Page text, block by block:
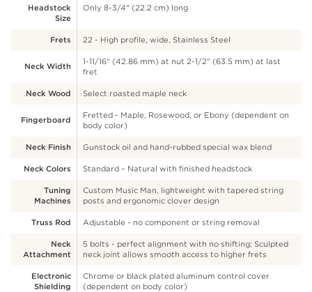
Headstock
Size
Only 8-3/4" (22.2 cm) long
Frets 22 - High profile, wide, Stainless Steel
Neck Width
1-11/16" (42.86 mm) at nut 2-1/2" (63.5 mm) at last
fret
Neck Wood Select roasted maple neck
Fingerboard
Fretted - Maple, Rosewood, or Ebony (dependent on
body color)
Neck Finish Gunstock oil and hand-rubbed special wax blend
Neck Colors Standard – Natural with finished headstock
Tuning
Machines
Custom Music Man, lightweight with tapered string
posts and ergonomic clover design
Truss Rod Adjustable - no component or string removal
Neck
Attachment
5 bolts - perfect alignment with no shifting; Sculpted
neck joint allows smooth access to higher frets
Electronic
Shielding
Chrome or black plated aluminum control cover
(dependent on body color)